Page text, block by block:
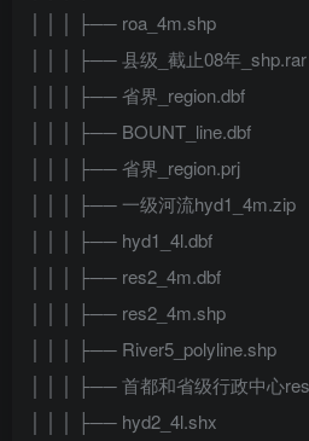
│ │ │ ├── roa_4m.shp
│ │ │ ├── 县级_截止08年_shp.rar
│ │ │ ├── 省界_region.dbf
│ │ │ ├── BOUNT_line.dbf
│ │ │ ├── 省界_region.prj
│ │ │ ├── 一级河流hyd1_4m.zip
│ │ │ ├── hyd1_4l.dbf
│ │ │ ├── res2_4m.dbf
│ │ │ ├── res2_4m.shp
│ │ │ ├── River5_polyline.shp
│ │ │ ├── 首都和省级行政中心
│ │ │ ├── hyd2_4l.shx